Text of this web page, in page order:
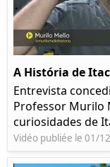
A História de
Entrevista
Professor Murilo
curiosidades de
Vidéo publiée le 01/